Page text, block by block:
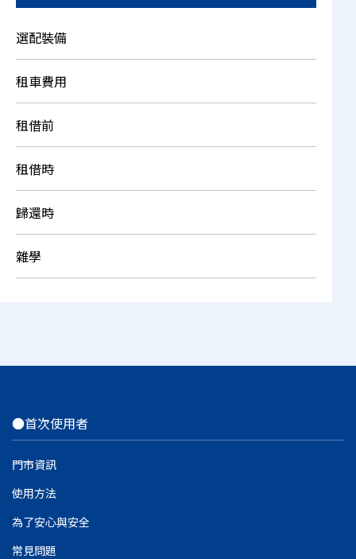
選配裝備
租車費用
租借前
租借時
歸還時
雜學
●首次使用者
門市資訊
使用方法
為了安心與安全
常見問題